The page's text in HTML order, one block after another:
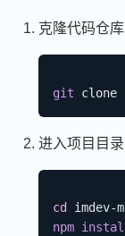
克隆代码仓库
git
进入项目目录
cd
npm